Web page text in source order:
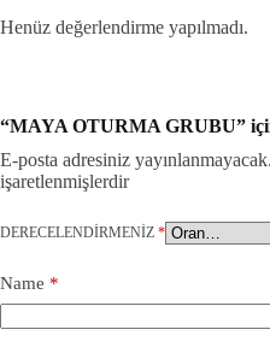
Henüz değerlendirme yapılmadı.
“MAYA OTURMA GRUBU”
E-posta adresiniz yayınlanmayacak.
işaretlenmişlerdir
DERECELENDIRMENIZ *
Name *